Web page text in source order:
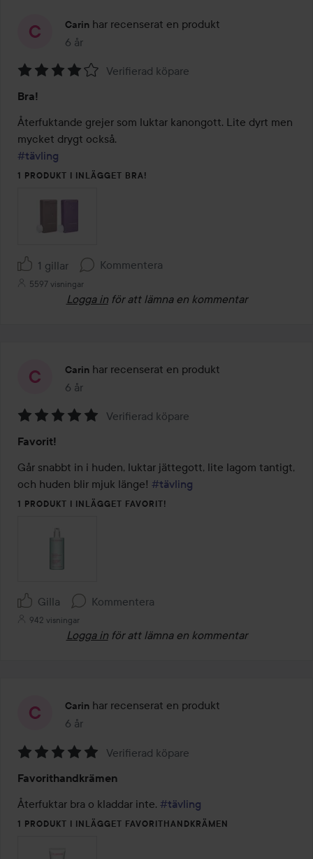
Carin har recenserat en produkt
6 år
Inlägget skapades 6 år
4
av
5
Verifierad köpare
Bra!
Återfuktande grejer som luktar kanongott. Lite dyrt men
#tävling
1 PRODUKT I INLÄGGET BRA!
1 gillar Kommentera
5597 visningar
Logga in för att lämna en kommentar
Carin har recenserat en produkt
6 år
Inlägget skapades 6 år
5
av
5
Verifierad köpare
Favorit!
Går snabbt in i huden, luktar jättegott, lite lagom tantigt,
och huden blir mjuk länge! #tävling
1 PRODUKT I INLÄGGET FAVORIT!
Gilla Kommentera
942 visningar
Logga in för att lämna en kommentar
Carin har recenserat en produkt
6 år
Inlägget skapades 6 år
5
av
5
Verifierad köpare
Favorithandkrämen
Återfuktar bra o kladdar inte. #tävling
1 PRODUKT I INLÄGGET FAVORITHANDKRÄMEN